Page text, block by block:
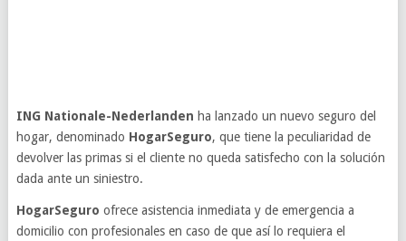
ING Nationale-Nederlanden ha lanzado un nuevo seguro del
hogar, denominado HogarSeguro, que tiene la peculiaridad de
devolver las primas si el cliente no queda satisfecho con la solución
dada ante un siniestro.
HogarSeguro ofrece asistencia inmediata y de emergencia a
domicilio con profesionales en caso de que así lo requiera el